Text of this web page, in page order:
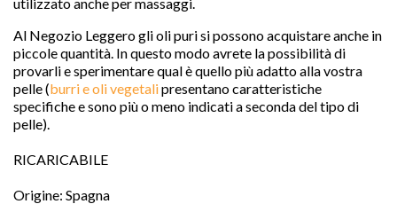
Al Negozio Leggero gli oli puri si possono acquistare anche in
piccole quantità. In questo modo avrete la possibilità di
provarli e sperimentare qual è quello più adatto alla vostra
pelle (burri e oli vegetalipresentano caratteristiche
specifiche e sono più o meno indicati a seconda del tipo di
pelle).
RICARICABILE
Origine: Spagna